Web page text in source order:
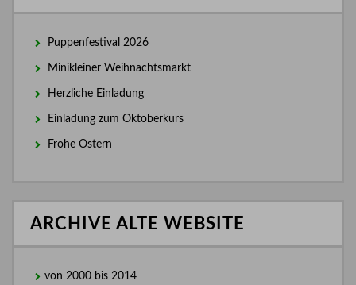
Puppenfestival 2026
Minikleiner Weihnachtsmarkt
Herzliche Einladung
Einladung zum Oktoberkurs
Frohe Ostern
ARCHIVE ALTE WEBSITE
von 2000 bis 2014